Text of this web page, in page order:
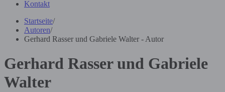
Kontakt
Startseite/
Autoren/
Gerhard Rasser und Gabriele Walter - Autor
Gerhard Rasser und Gabriele
Walter